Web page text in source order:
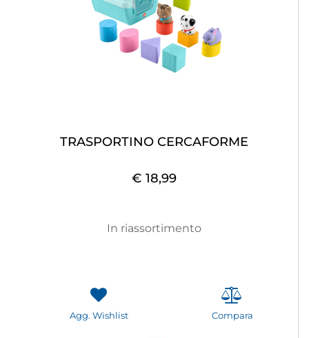
TRASPORTINO CERCAFORME
€ 18,99
In riassortimento
Agg. Wishlist Compara